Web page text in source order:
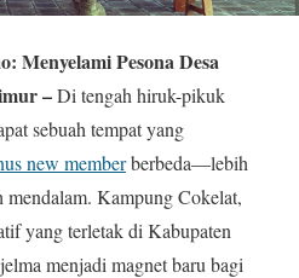
Menyelami Pesona Desa
–Di tengah hiruk-pikuk
sebuah tempat yang
new memberberbeda—lebih
Kampung Cokelat,
yang terletak di Kabupaten
menjadi magnet baru bagi